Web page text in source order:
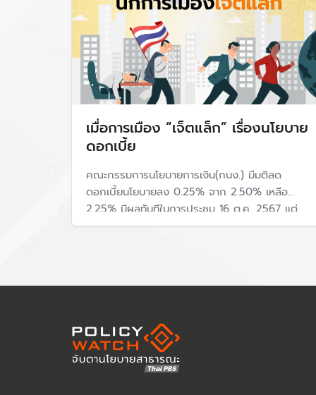
เมื่อการเมือง “เจ็ตแล็ก” เรื่องนโยบาย
ดอกเบี้ย
คณะกรรมการนโยบายการเงิน(กนง.) มีมติลด
ดอกเบี้ยนโยบายลง 0.25% จาก 2.50% เหลือ
2.25% มีผลทันทีในการประชุม 16 ต.ค. 2567 แต่
ธนาคารพาณิชย์ยังไม่มีการปรับลดดอกเบี้ยตาม มี